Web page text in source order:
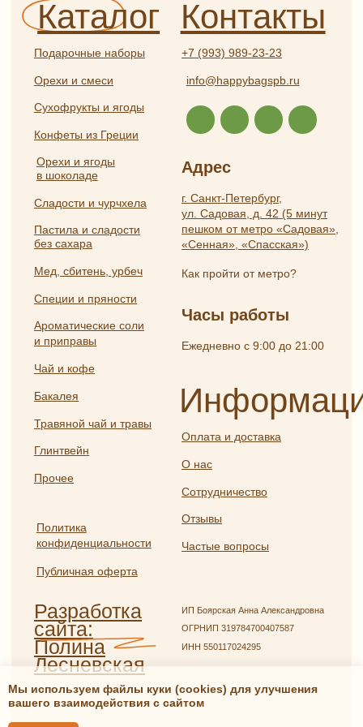
Разработка
сайта:
Полина
Лесневская
ИП Боярская Анна Александровна
ОГРНИП 319784700407587
Мы используем файлы куки (cookies) для улучшения
вашего взаимодействия с сайтом